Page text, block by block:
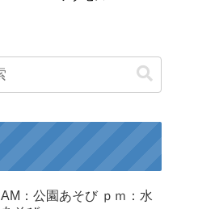
AM：公園あそび ｐｍ：水